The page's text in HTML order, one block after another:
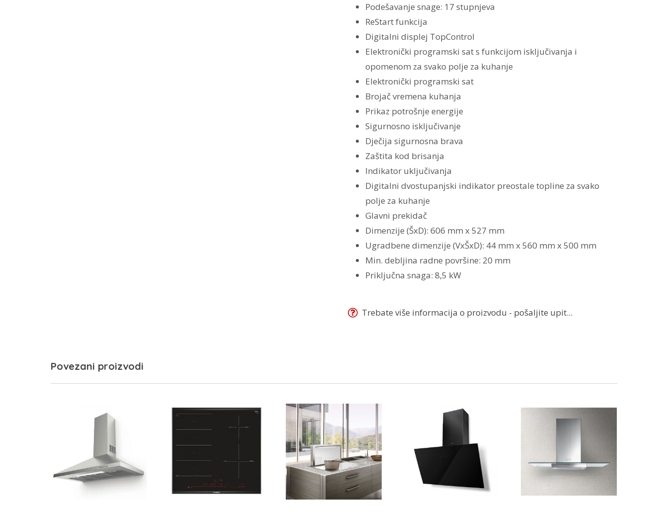
Podešavanje snage: 17 stupnjeva
ReStart funkcija
Digitalni displej TopControl
Elektronički programski sat s funkcijom isključivanja i
opomenom za svako polje za kuhanje
Elektronički programski sat
Brojač vremena kuhanja
Prikaz potrošnje energije
Sigurnosno isključivanje
Dječija sigurnosna brava
Zaštita kod brisanja
Indikator uključivanja
Digitalni dvostupanjski indikator preostale topline za svako
polje za kuhanje
Glavni prekidač
Dimenzije (ŠxD): 606 mm x 527 mm
Ugradbene dimenzije (VxŠxD): 44 mm x 560 mm x 500 mm
Min. debljina radne površine: 20 mm
Priključna snaga: 8,5 kW
Trebate više informacija o proizvodu - pošaljite upit...
Povezani proizvodi